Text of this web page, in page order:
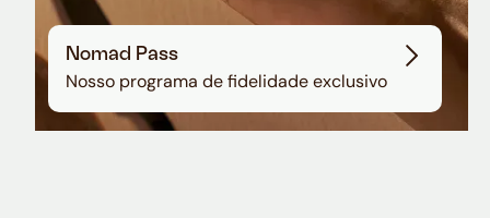
Nomad Pass
Nosso programa de fidelidade exclusivo